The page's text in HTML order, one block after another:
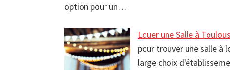
option pour un…
Louer une Salle à
pour trouver une salle à
large choix